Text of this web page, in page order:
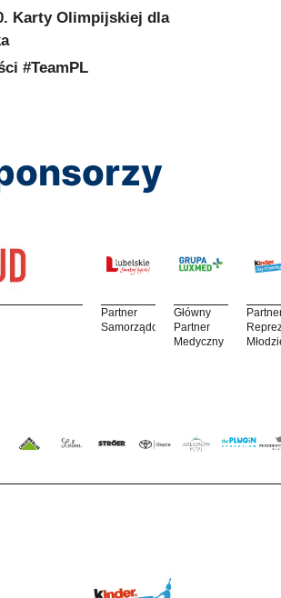
Karty Olimpijskiej dla
#TeamPL
Partner
Samorządowy
Główny
Partner
Medyczny